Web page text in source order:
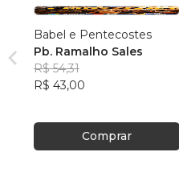
Babel e Pentecostes
Pb. Ramalho Sales
R$ 54,31
R$ 43,00
Comprar